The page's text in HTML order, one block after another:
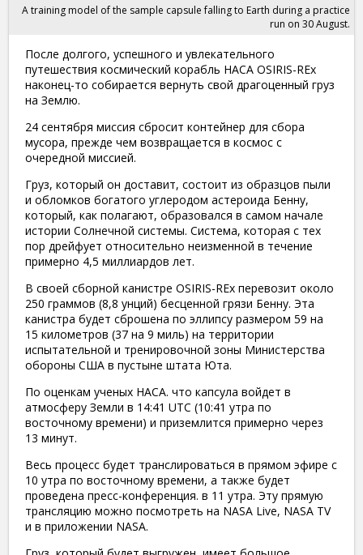
A training model of the sample capsule falling to Earth during a practice
run on 30 August.
После долгого, успешного и увлекательного
путешествия космический корабль НАСА OSIRIS-REx
наконец-то собирается вернуть свой драгоценный груз
на Землю.
24 сентября миссия сбросит контейнер для сбора
мусора, прежде чем возвращается в космос с
очередной миссией.
Груз, который он доставит, состоит из образцов пыли
и обломков богатого углеродом астероида Бенну,
который, как полагают, образовался в самом начале
истории Солнечной системы. Система, которая с тех
пор дрейфует относительно неизменной в течение
примерно 4,5 миллиардов лет.
В своей сборной канистре OSIRIS-REx перевозит около
250 граммов (8,8 унций) бесценной грязи Бенну. Эта
канистра будет сброшена по эллипсу размером 59 на
15 километров (37 на 9 миль) на территории
испытательной и тренировочной зоны Министерства
обороны США в пустыне штата Юта.
По оценкам ученых НАСА. что капсула войдет в
атмосферу Земли в 14:41 UTC (10:41 утра по
восточному времени) и приземлится примерно через
13 минут.
Весь процесс будет транслироваться в прямом эфире с
10 утра по восточному времени, а также будет
проведена пресс-конференция. в 11 утра. Эту прямую
трансляцию можно посмотреть на NASA Live, NASA TV
и в приложении NASA.